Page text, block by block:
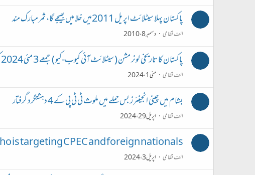
پاکستان پہلا سیٹلائٹ اپریل 2011میں خلا میں بھیجے گا، ثمر مبارک مند
الف نظامی دسمبر 8، 2010
پاکستان کا تاریخی لونر مشن ( سیٹلائٹ آئی کیوب-کیو ) جمعے 3 مئی 2024 کو خلاء میں لانچ کیا جائے گا
الف نظامی مئی 1، 2024
بشام میں چینی انجینئرز بس حملے میں ملوث ٹی ٹی پی کے 4 دہشتگرد گرفتار
الف نظامی اپریل 29، 2024
is targeting CPEC and foreign nationals?
الف نظامی اپریل 3، 2024